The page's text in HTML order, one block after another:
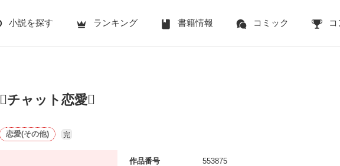
小説を探す ランキング 書籍情報 コミック コ
チャット恋愛
恋愛(その他) 完
作品番号 553875